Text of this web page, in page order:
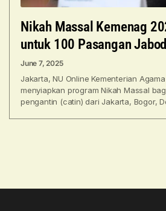
Nikah Massal Kemenag
untuk 100 Pasangan
June 7, 2025
Jakarta, NU Online Kementerian
menyiapkan program Nikah Massal
pengantin (catin) dari Jakarta, Bogor,